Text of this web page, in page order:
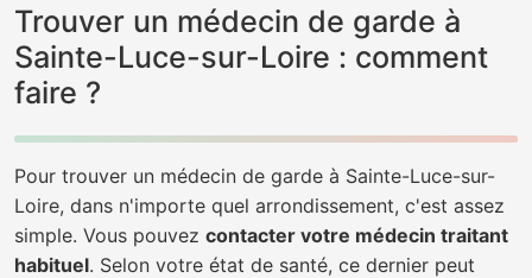
Trouver un médecin de garde à
Sainte-Luce-sur-Loire : comment
faire ?
Pour trouver un médecin de garde à Sainte-Luce-sur-
Loire, dans n'importe quel arrondissement, c'est assez
simple. Vous pouvez contacter votre médecin traitant
habituel. Selon votre état de santé, ce dernier peut